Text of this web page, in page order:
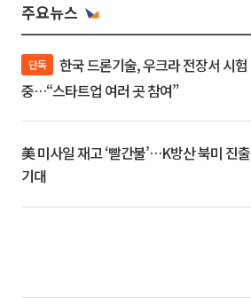
주요뉴스
단독
중…“스타트업 여러 곳 참여”
美 미사일 재고 ‘빨간불’…K방산 북미 진출
기대